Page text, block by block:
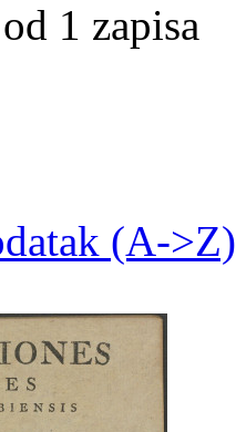
1 zapisa
(A->Z)